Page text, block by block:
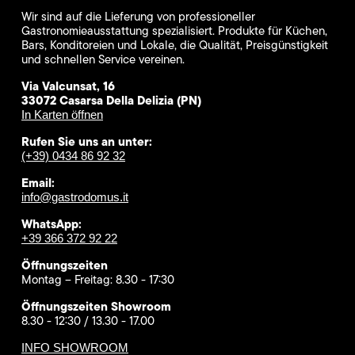
Wir sind auf die Lieferung von professioneller
Gastronomieausstattung spezialisiert. Produkte für Küchen,
Bars, Konditoreien und Lokale, die Qualität, Preisgünstigkeit
und schnellen Service vereinen.
Via Valcunsat, 16
33072 Casarsa Della Delizia (PN)
In Karten öffnen
Rufen Sie uns an unter:
(+39) 0434 86 92 32
Email:
info@gastrodomus.it
WhatsApp:
+39 366 372 92 22
Öffnungszeiten
Montag – Freitag: 8.30 - 17:30
Öffnungszeiten Showroom
8.30 - 12:30 / 13.30 - 17.00
INFO SHOWROOM